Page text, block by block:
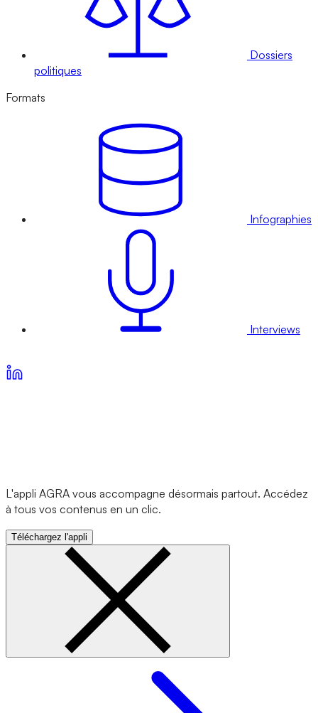
Dossiers
politiques
Formats
Infographies
Interviews
L'appli AGRA vous accompagne désormais partout. Accédez
à tous vos contenus en un clic.
Téléchargez l'appli